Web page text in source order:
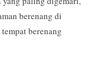
berenang di
berenang